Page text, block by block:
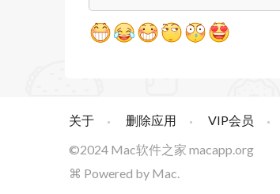
• 解决了加载看板时自动调
• 修复了由于内存使用率过
• 修复了布局问题，该问题
Scapple 1.5.4 更新内容：
关于 删除应用 VIP会员
©2024 Mac软件之家 macapp.org
⌘ Powered by Mac.